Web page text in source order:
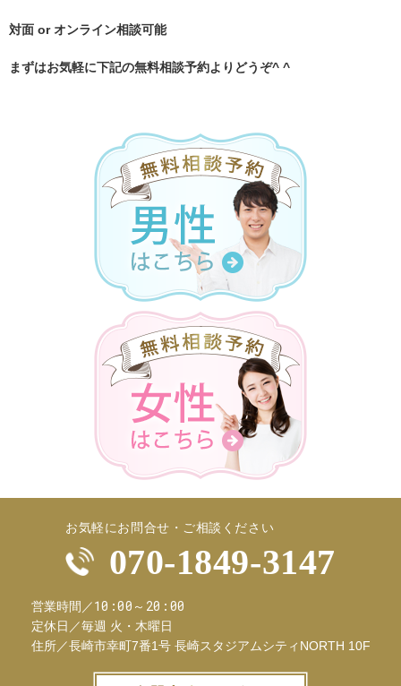
対面 or オンライン相談可能
まずはお気軽に下記の無料相談予約よりどうぞ^ ^
お気軽にお問合せ・ご相談ください
070-1849-3147
営業時間／10:00～20:00
定休日／毎週 火・木曜日
住所／長崎市幸町7番1号 長崎スタジアムシティNORTH 10F